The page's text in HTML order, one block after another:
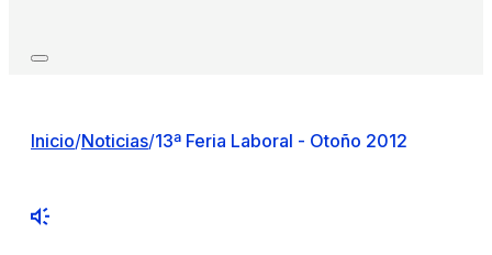
Inicio/Noticias/13ª Feria Laboral - Otoño 2012